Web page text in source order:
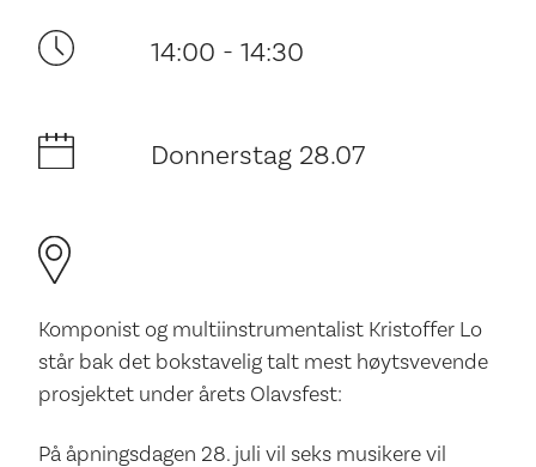
Musikk
Historie og arkitektur
14:00 - 14:30
Donnerstag 28.07
Komponist og multiinstrumentalist Kristoffer Lo
står bak det bokstavelig talt mest høytsvevende
prosjektet under årets Olavsfest:
På åpningsdagen 28. juli vil seks musikere vil